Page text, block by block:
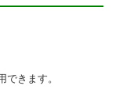
きます。